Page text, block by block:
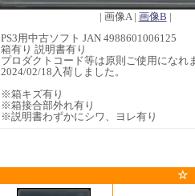
| 画像A | 画像B |
PS3用中古ソフト JAN 4988601006125
箱有り 説明書有り
プロダクトコード等は原則ご使用になれ
2024/02/18入荷しました。
※箱キズ有り
※箱接合部外れ有り
※説明書わずかにシワ、ヨレ有り
☆